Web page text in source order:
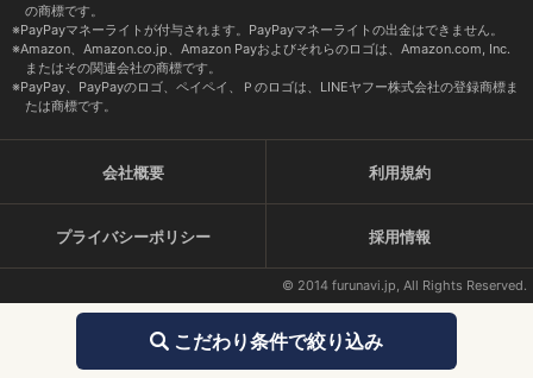
こだわり条件で絞り込み
の商標です。
PayPayマネーライトが付与されます。PayPayマネーライトの出金はできません。
Amazon、Amazon.co.jp、Amazon Payおよびそれらのロゴは、Amazon.com, Inc.
またはその関連会社の商標です。
PayPay、PayPayのロゴ、ペイペイ、Ｐのロゴは、LINEヤフー株式会社の登録商標ま
たは商標です。
会社概要 利用規約
プライバシーポリシー 採用情報
© 2014 furunavi.jp, All Rights Reserved.